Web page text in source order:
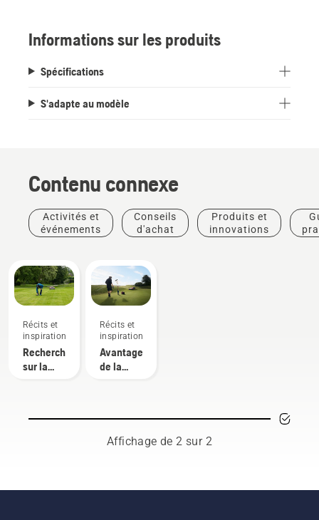
Informations sur les produits
Spécifications
S'adapte au modèle
Contenu connexe
Activités et
événements
Conseils
d'achat
Produits et
innovations
Récits et
inspiration
Recherches
sur la
Récits et
inspiration
Avantages
de la
intendants
Affichage de 2 sur 2